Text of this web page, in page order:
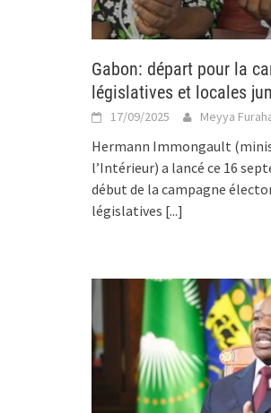
Gabon: départ pour la
législatives et locales
17/09/2025 Meyya
Hermann Immongault
l’Intérieur) a lancé ce 16
début de la campagne
législatives [...]